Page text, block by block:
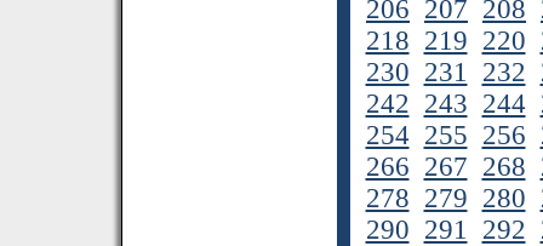
206 207 208
218 219 220
230 231 232
242 243 244
254 255 256
266 267 268
278 279 280
290 291 292